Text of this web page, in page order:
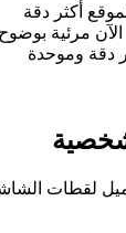
أكثر دقة
مرئية بوضوح
دقة وموحدة
لقطات